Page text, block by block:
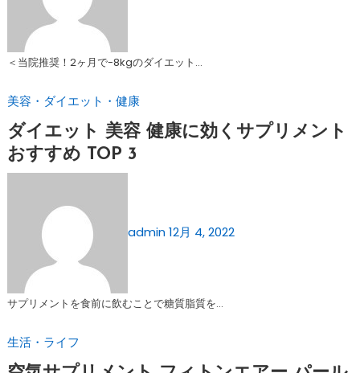
＜当院推奨！2ヶ月で-8kgのダイエット…
美容・ダイエット・健康
ダイエット 美容 健康に効くサプリメント
おすすめ TOP 3
admin12月 4, 2022
サプリメントを食前に飲むことで糖質脂質を…
生活・ライフ